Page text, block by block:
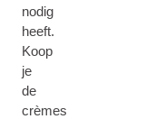
nodig
heeft.
Koop
je
de
crèmes